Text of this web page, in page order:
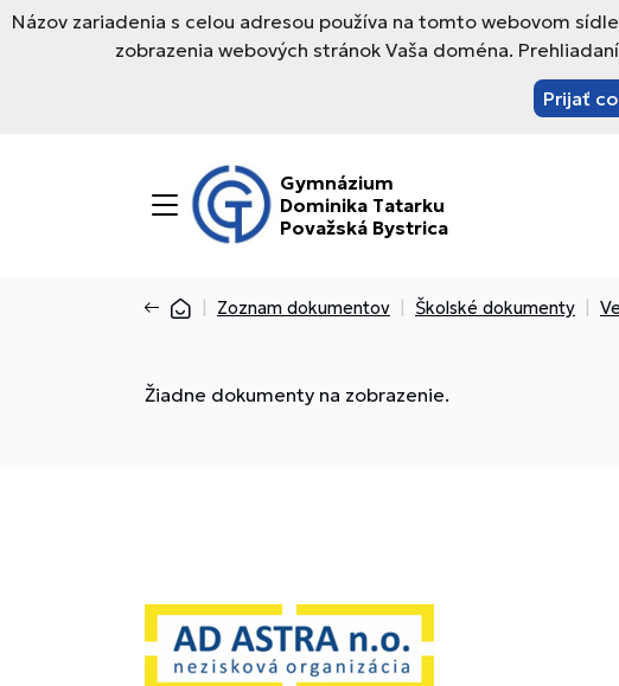
Názov zariadenia s celou adresou používa na tomto webovom
zobrazenia webových stránok Vaša doména.
Prijať
Gymnázium
Dominika Tatarku
Považská Bystrica
Zoznam dokumentov Školské dokumenty
Žiadne dokumenty na zobrazenie.